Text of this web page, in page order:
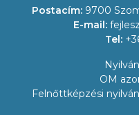
Postacím: 9700
E-mail:
Tel:
OM
Felnőttképzési